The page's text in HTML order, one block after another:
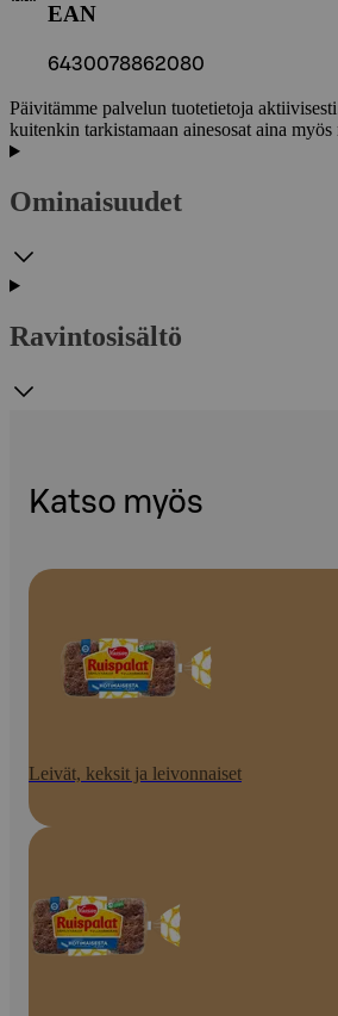
EAN
6430078862080
Päivitämme palvelun tuotetietoja
kuitenkin tarkistamaan ainesosat aina
Ominaisuudet
Ravintosisältö
Katso myös
Leivät, keksit ja leivonnaiset